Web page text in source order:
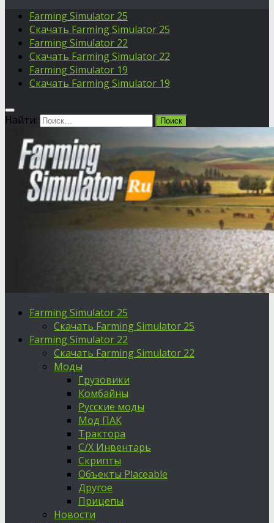
Farming Simulator 25
Скачать Farming Simulator 25
Farming Simulator 22
Скачать Farming Simulator 22
Farming Simulator 19
Скачать Farming Simulator 19
Найти:
Farming Simulator 25
Скачать Farming Simulator 25
Farming Simulator 22
Скачать Farming Simulator 22
Моды
Грузовики
Комбайны
Русские моды
Мод ПАК
Трактора
С/Х Инвентарь
Скрипты
Объекты Placeable
Другое
Прицепы
Новости